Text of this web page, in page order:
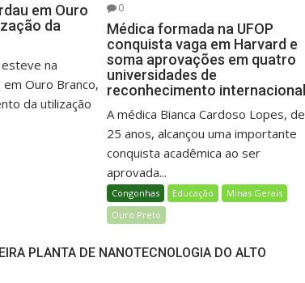
em Ouro
da
na
Ouro Branco,
da utilização
0
Médica formada na UFOP
conquista vaga em Harvard e
soma aprovações em quatro
universidades de
reconhecimento internacional
A médica Bianca Cardoso Lopes, de
25 anos, alcançou uma importante
conquista acadêmica ao ser
aprovada...
Congonhas Educação
Minas Gerais
Ouro Preto
PLANTA DE NANOTECNOLOGIA DO ALTO